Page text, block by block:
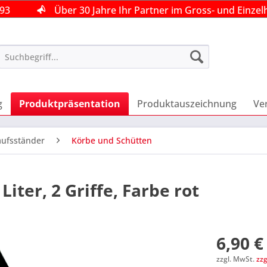
Über 30 Jahre Ihr Partner im Gross- und
Über 30 Jahre Ihr Partner im Gross- und
Produktpräsentation Produktauszeichnung
Körbe und Schütten
2 Griffe, Farbe rot
6,90
zzgl. MwSt.
Über 30 Jahre Ihr Partner im Gross- und